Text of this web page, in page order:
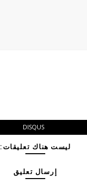
DISQUS
ليست هناك تعليقات:
إرسال تعليق